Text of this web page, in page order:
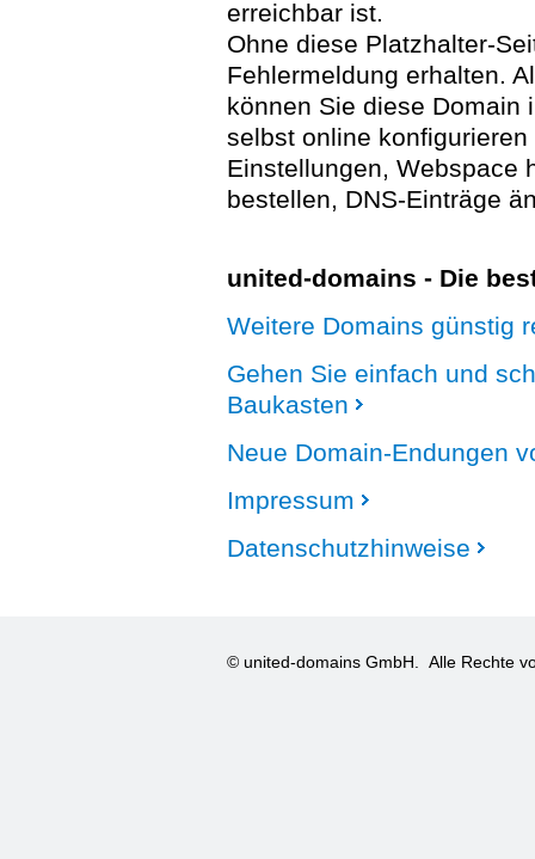
erreichbar ist.
Ohne diese Platzhalter-
Fehlermeldung erhalten.
können Sie diese Domain
selbst online
Einstellungen, Webspace
bestellen, DNS-Einträge
united-domains - Die
Weitere Domains günstig
Gehen Sie einfach und
Baukasten
Neue Domain-Endungen
Impressum
Datenschutzhinweise
© united-domains GmbH. Alle Rechte